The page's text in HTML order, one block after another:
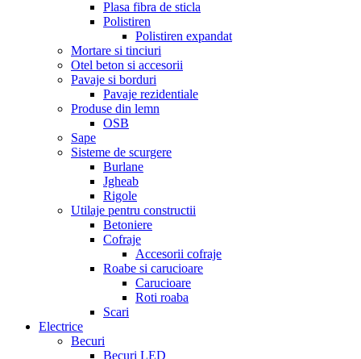
Plasa fibra de sticla
Polistiren
Polistiren expandat
Mortare si tinciuri
Otel beton si accesorii
Pavaje si borduri
Pavaje rezidentiale
Produse din lemn
OSB
Sape
Sisteme de scurgere
Burlane
Jgheab
Rigole
Utilaje pentru constructii
Betoniere
Cofraje
Accesorii cofraje
Roabe si carucioare
Carucioare
Roti roaba
Scari
Electrice
Becuri
Becuri LED